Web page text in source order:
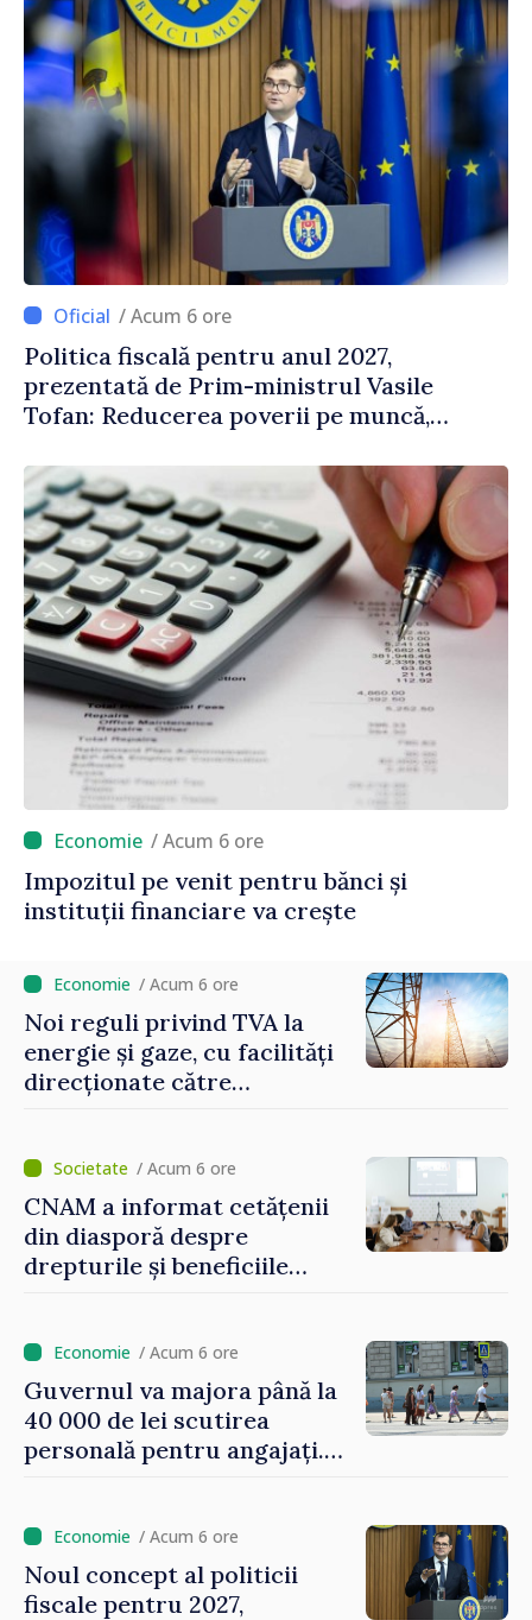
/ Acum 6 ore
Politica fiscală pentru anul 2027,
prezentată de Prim-ministrul Vasile
Tofan: Reducerea poverii pe muncă,
echitabilă
/ Acum 6 ore
Impozitul pe venit pentru bănci și
instituții financiare va crește
/ Acum 6 ore
Noi reguli privind TVA la
energie și gaze, cu facilități
direcționate către
/ Acum 6 ore
CNAM a informat cetățenii
din diasporă despre
drepturile și beneficiile
/ Acum 6 ore
Guvernul va majora până la
40 000 de lei scutirea
personală pentru angajați.
oamenilor”/ Acum 6 ore
Noul concept al politicii
fiscale pentru 2027,